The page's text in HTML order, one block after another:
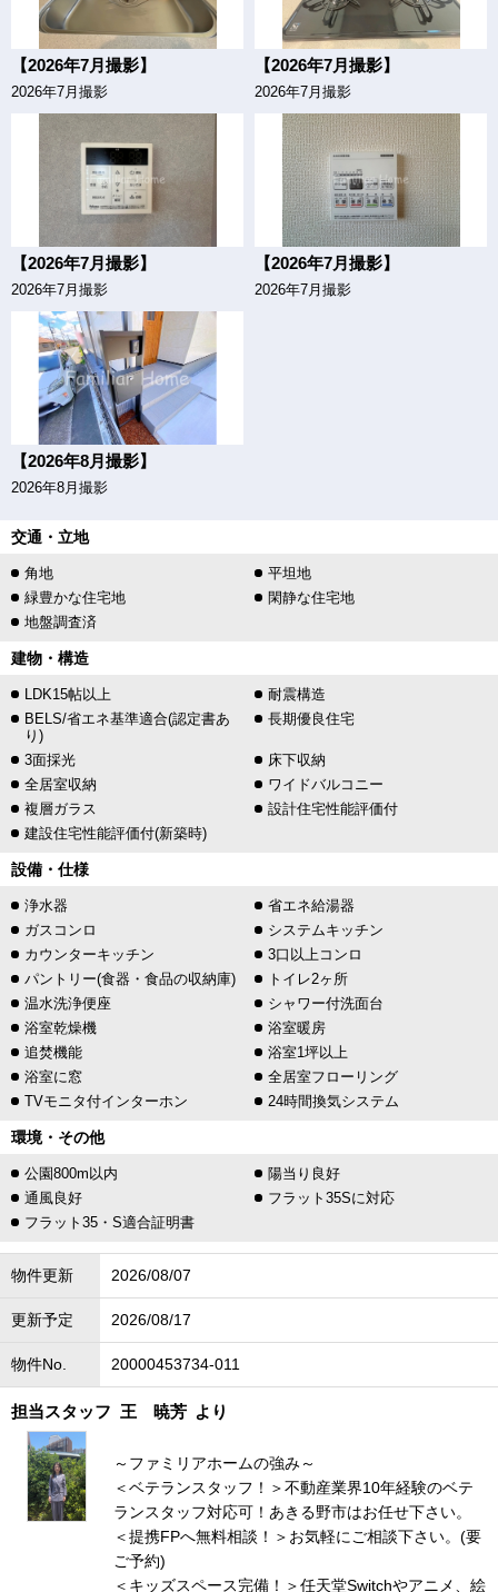
【2026年7月撮影】
2026年7月撮影
【2026年7月撮影】
2026年7月撮影
【2026年7月撮影】
2026年7月撮影
【2026年7月撮影】
2026年7月撮影
【2026年8月撮影】
2026年8月撮影
交通・立地
角地
平坦地
緑豊かな住宅地
閑静な住宅地
地盤調査済
建物・構造
LDK15帖以上
耐震構造
BELS/省エネ基準適合(認定書あ
り)
長期優良住宅
3面採光
床下収納
全居室収納
ワイドバルコニー
複層ガラス
設計住宅性能評価付
建設住宅性能評価付(新築時)
設備・仕様
浄水器
省エネ給湯器
ガスコンロ
システムキッチン
カウンターキッチン
3口以上コンロ
パントリー(食器・食品の収納庫)
トイレ2ヶ所
温水洗浄便座
シャワー付洗面台
浴室乾燥機
浴室暖房
追焚機能
浴室1坪以上
浴室に窓
全居室フローリング
TVモニタ付インターホン
24時間換気システム
環境・その他
公園800m以内
陽当り良好
通風良好
フラット35Sに対応
フラット35・S適合証明書
物件更新 2026/08/07
更新予定 2026/08/17
物件No. 20000453734-011
担当スタッフ 王 暁芳 より
～ファミリアホームの強み～
＜ベテランスタッフ！＞不動産業界10年経験のベテ
ランスタッフ対応可！あきる野市はお任せ下さい。
＜提携FPへ無料相談！＞お気軽にご相談下さい。(要
ご予約)
＜キッズスペース完備！＞任天堂Switchやアニメ、絵